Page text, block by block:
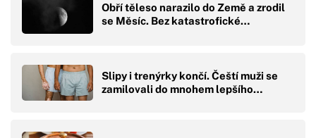
Obří těleso narazilo do Země a zrodil
se Měsíc. Bez katastrofické…
Slipy i trenýrky končí. Čeští muži se
zamilovali do mnohem lepšího…